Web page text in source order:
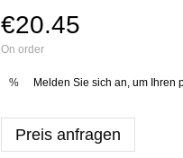
€20.45
On order
% Melden Sie sich an, um Ihren
Preis anfragen